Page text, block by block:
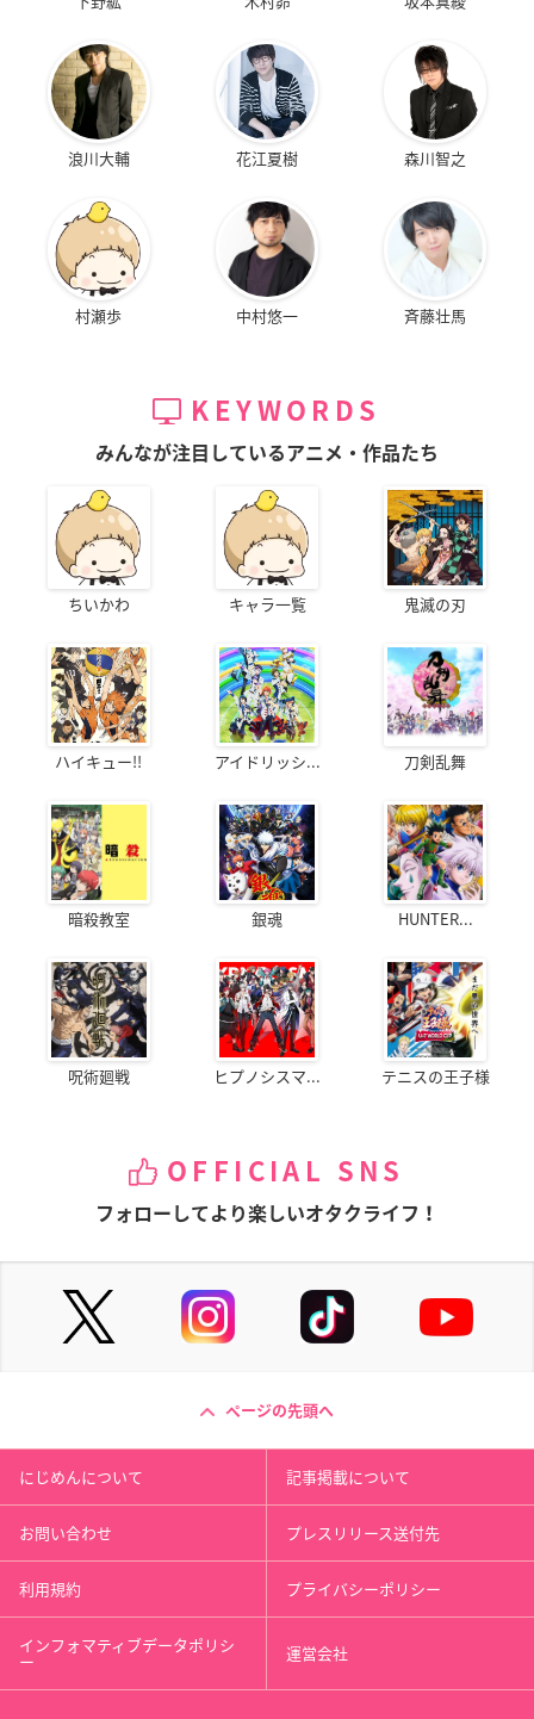
浪川大輔 花江夏樹 森川智之
村瀬歩 中村悠一 斉藤壮馬
KEYWORDS
みんなが注目しているアニメ・作品たち
ちいかわ キャラ一覧 鬼滅の刃
ハイキュー!! アイドリッシ... 刀剣乱舞
暗殺教室 銀魂 HUNTER...
呪術廻戦 ヒプノシスマ... テニスの王子様
OFFICIAL SNS
フォローしてより楽しいオタクライフ！
ページの先頭へ
にじめんについて 記事掲載について
お問い合わせ プレスリリース送付先
利用規約 プライバシーポリシー
インフォマティブデータポリシ
ー 運営会社